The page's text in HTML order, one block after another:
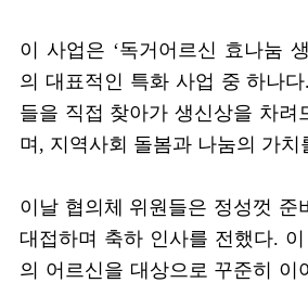
이 사업은 ‘독거어르신 효나눔
의 대표적인 특화 사업 중 하나
들을 직접 찾아가 생신상을 차려
며, 지역사회 돌봄과 나눔의 가치
이날 협의체 위원들은 정성껏 준
대접하며 축하 인사를 전했다.
의 어르신을 대상으로 꾸준히 이